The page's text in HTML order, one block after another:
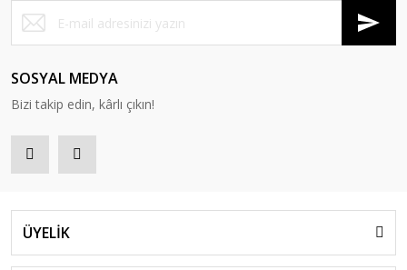
SOSYAL MEDYA
Bizi takip edin, kârlı çıkın!
ÜYELİK